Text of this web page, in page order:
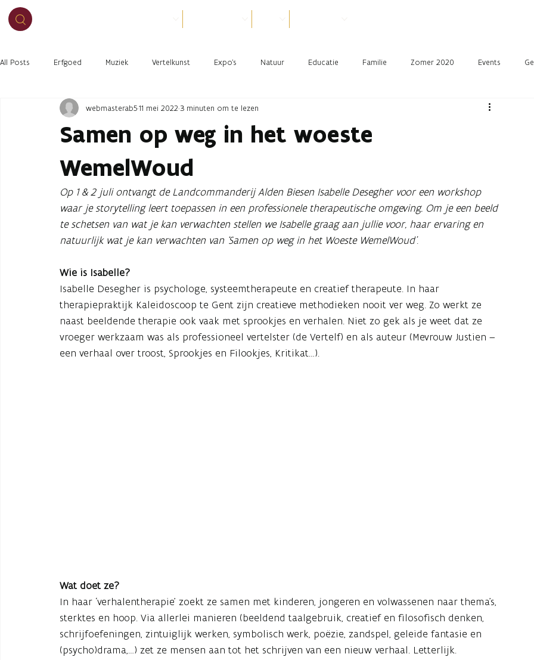
All Posts Erfgoed Muziek Vertelkunst Expo's Natuur Educatie Familie Zomer 2020 Events
Samen op weg in het woeste
WemelWoud
webmasterab511 mei 2022 3 minuten om te lezen
Op 1 & 2 juli ontvangt de Landcommanderij Alden Biesen Isabelle Desegher voor een workshop
waar je storytelling leert toepassen in een professionele therapeutische omgeving. Om je een beeld
te schetsen van wat je kan verwachten stellen we Isabelle graag aan jullie voor, haar ervaring en
natuurlijk wat je kan verwachten van ‘Samen op weg in het Woeste WemelWoud’.
Wie is Isabelle?
Isabelle Desegher is psychologe, systeemtherapeute en creatief therapeute. In haar
therapiepraktijk Kaleidoscoop te Gent zijn creatieve methodieken nooit ver weg. Zo werkt ze
naast beeldende therapie ook vaak met sprookjes en verhalen. Niet zo gek als je weet dat ze
vroeger werkzaam was als professioneel vertelster (de Vertelf) en als auteur (Mevrouw Justien –
een verhaal over troost, Sprookjes en Filookjes, Kritikat…).
Wat doet ze?
In haar ‘verhalentherapie’ zoekt ze samen met kinderen, jongeren en volwassenen naar thema’s,
sterktes en hoop. Via allerlei manieren (beeldend taalgebruik, creatief en filosofisch denken,
schrijfoefeningen, zintuiglijk werken, symbolisch werk, poëzie, zandspel, geleide fantasie en
(psycho)drama,…) zet ze mensen aan tot het schrijven van een nieuw verhaal. Letterlijk.